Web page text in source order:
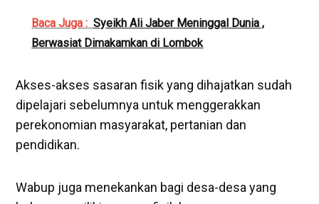
Baca Juga : Syeikh Ali Jaber Meninggal Dunia ,
Berwasiat Dimakamkan di Lombok
Akses-akses sasaran fisik yang dihajatkan sudah
dipelajari sebelumnya untuk menggerakkan
perekonomian masyarakat, pertanian dan
pendidikan.
Wabup juga menekankan bagi desa-desa yang